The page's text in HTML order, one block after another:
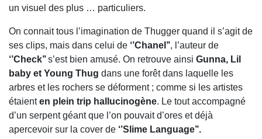
un visuel des plus … particuliers.
On connait tous l’imagination de Thugger quand il s’agit de
ses clips, mais dans celui de ‘’Chanel’’, l’auteur de
‘’Check’’s’est bien amusé. On retrouve ainsi Gunna, Lil
baby et Young Thug dans une forêt dans laquelle les
arbres et les rochers se déforment ; comme si les artistes
étaienten plein trip hallucinogène. Le tout accompagné
d’un serpent géant que l’on pouvait d’ores et déjà
apercevoir sur la cover de ‘’Slime Language’’.